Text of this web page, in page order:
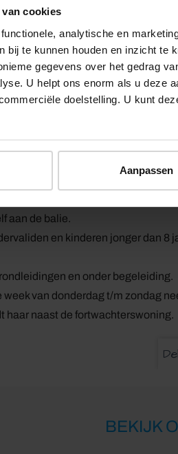
cookies
analytische en
bij te kunnen houden en inzicht te
gegevens over het gedrag
U helpt ons enorm als u deze
doelstelling. U kunt
Aanpassen
dus zonder rondleiding
tijdens een rondleiding met een
via steile trappen met smalle
aan de balie.
en kinderen jonger dan 8
en onder begeleiding.
van donderdag t/m zondag
haar naast de fortwachterswoning.
BEKIJK